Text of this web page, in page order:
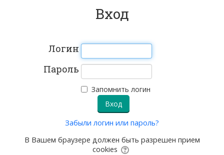
Вход
Логин
Пароль
Запомнить логин
Забыли логин или пароль?
В Вашем браузере должен быть разрешен прием
cookies